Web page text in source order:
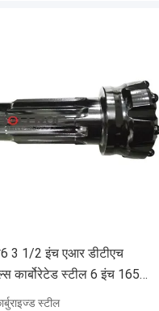
3 1/2 इंच एआर डीटीएच
कार्बोरेटेड स्टील 6 इंच 165
स्टील